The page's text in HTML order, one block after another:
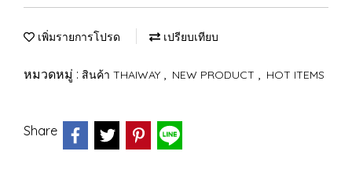
เพิ่มรายการโปรด เปรียบเทียบ
หมวดหมู่ : สินค้า THAIWAY , NEW PRODUCT , HOT ITEMS
Share